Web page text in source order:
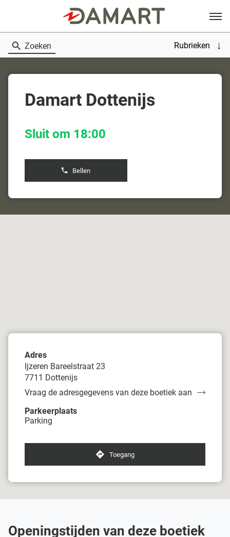
Menu
Zoeken Rubrieken
Damart Dottenijs
Sluit om 18:00
Bellen
de
boetiek
Dottenijs
Adres
Ijzeren Bareelstraat 23
7711 Dottenijs
Vraag de adresgegevens van deze boetiek aan
van
Damart
Dottenijs
Parkeerplaats
Parking
Toegang
naar
boetiek
Dottenijs
Openingstijden van deze boetiek